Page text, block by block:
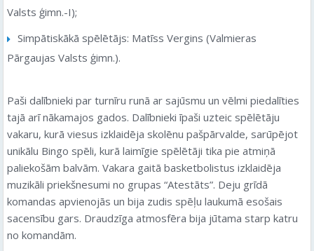
Valsts ģimn.-I);
Simpātiskākā spēlētājs: Matīss Vergins (Valmieras
Pārgaujas Valsts ģimn.).
Paši dalībnieki par turnīru runā ar sajūsmu un vēlmi piedalīties
tajā arī nākamajos gados. Dalībnieki īpaši uzteic spēlētāju
vakaru, kurā viesus izklaidēja skolēnu pašpārvalde, sarūpējot
unikālu Bingo spēli, kurā laimīgie spēlētāji tika pie atmiņā
paliekošām balvām. Vakara gaitā basketbolistus izklaidēja
muzikāli priekšnesumi no grupas “Atestāts”. Deju grīdā
komandas apvienojās un bija zudis spēļu laukumā esošais
sacensību gars. Draudzīga atmosfēra bija jūtama starp katru
no komandām.